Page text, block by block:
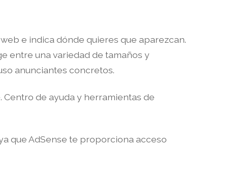
e indica dónde quieres que aparezcan.
entre una variedad de tamaños y
anunciantes concretos.
de ayuda y herramientas de
que AdSense te proporciona acceso